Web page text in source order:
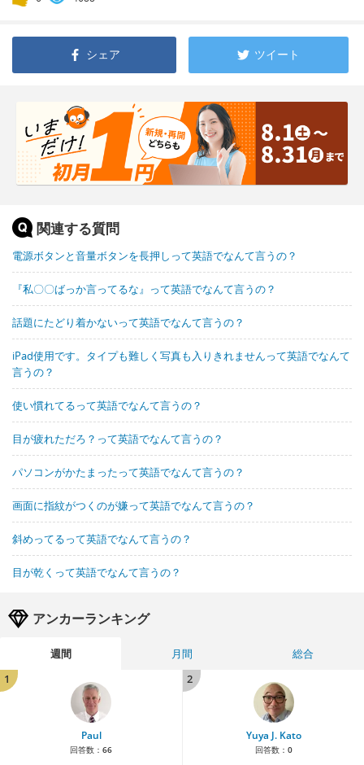
シェア ツイート
関連する質問
電源ボタンと音量ボタンを長押しって英語でなんて言うの？
『私〇〇ばっか言ってるな』って英語でなんて言うの？
話題にたどり着かないって英語でなんて言うの？
iPad使用です。タイプも難しく写真も入りきれませんって英語でなんて
言うの？
使い慣れてるって英語でなんて言うの？
目が疲れただろ？って英語でなんて言うの？
パソコンがかたまったって英語でなんて言うの？
画面に指紋がつくのが嫌って英語でなんて言うの？
斜めってるって英語でなんて言うの？
目が乾くって英語でなんて言うの？
アンカーランキング
週間 月間
総合
1
Paul
回答数： 66
2
Yuya J. Kato
回答数： 0